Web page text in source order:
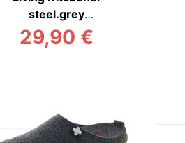
steel.grey
Hauspantoffel
29,90 €